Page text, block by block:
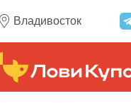
Владивосток